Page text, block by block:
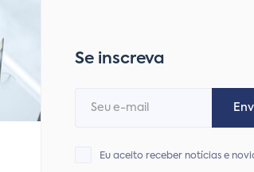
Se inscreva
Eu aceito receber notícias e